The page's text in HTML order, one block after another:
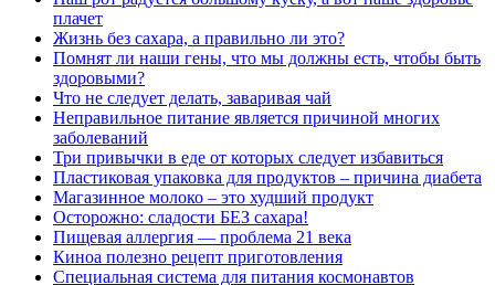
плачет
Жизнь без сахара, а правильно ли это?
Помнят ли наши гены, что мы должны есть, чтобы быть
здоровыми?
Что не следует делать, заваривая чай
Неправильное питание является причиной многих
заболеваний
Три привычки в еде от которых следует избавиться
Пластиковая упаковка для продуктов – причина диабета
Магазинное молоко – это худший продукт
Осторожно: сладости БЕЗ сахара!
Пищевая аллергия — проблема 21 века
Киноа полезно рецепт приготовления
Специальная система для питания космонавтов